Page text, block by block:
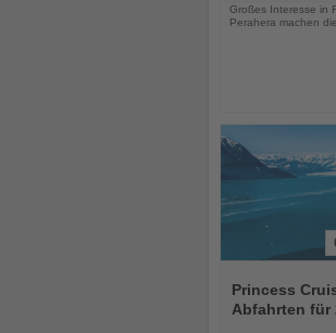
Großes Interesse in
Perahera machen
Sie
die
Princess
Abfahrten für